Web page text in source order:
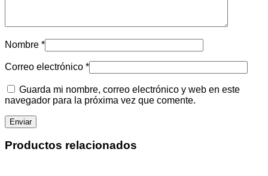
Nombre *
Correo electrónico *
Guarda mi nombre, correo electrónico y web en este
navegador para la próxima vez que comente.
Productos relacionados